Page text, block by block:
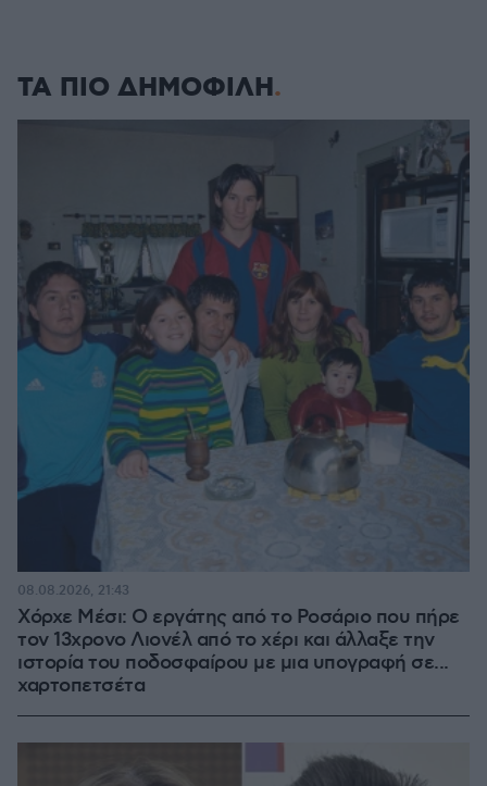
ΤΑ ΠΙΟ ΔΗΜΟΦΙΛΗ
Χόρχε Μέσι: Ο εργάτης από το Ροσάριο που πήρε
τον 13χρονο Λιονέλ από το χέρι και άλλαξε την
ιστορία του ποδοσφαίρου με μια υπογραφή σε...
χαρτοπετσέτα
08.08.2026, 21:43